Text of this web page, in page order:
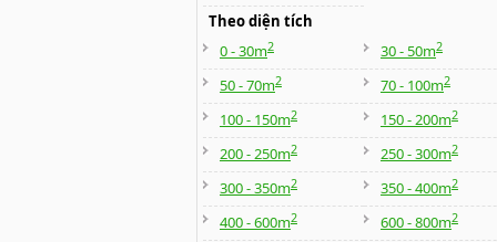
Theo diện tích
0 - 30m2 30 - 50m2
50 - 70m2 70 - 100m2
100 - 150m2 150 - 200m2
200 - 250m2 250 - 300m2
300 - 350m2 350 - 400m2
400 - 600m2 600 - 800m2